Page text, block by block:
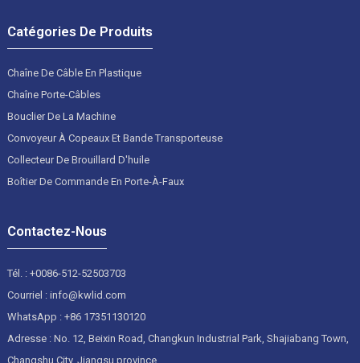
Catégories De Produits
Chaîne De Câble En Plastique
Chaîne Porte-Câbles
Bouclier De La Machine
Convoyeur À Copeaux Et Bande Transporteuse
Collecteur De Brouillard D'huile
Boîtier De Commande En Porte-À-Faux
Contactez-Nous
Tél. : +0086-512-52503703
Courriel : info@kwlid.com
WhatsApp : +86 17351130120
Adresse : No. 12, Beixin Road, Changkun Industrial Park, Shajiabang Town,
Changshu City, Jiangsu province